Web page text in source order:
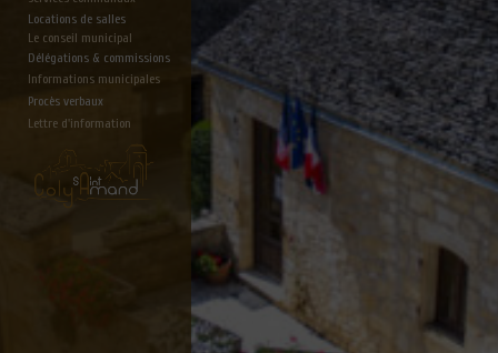
Locations de salles
Le conseil municipal
Délégations & commissions
Informations municipales
Lettre d'information
Procès verbaux